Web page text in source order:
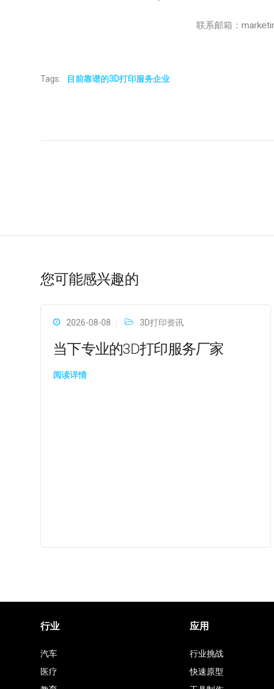
联系邮箱：
Tags: 目前靠谱的3D打印服务企业
您可能感兴趣的
2026-08-08 3D打印资讯
当下专业的3D打印服务厂家
阅读详情
行业
汽车
医疗
应用
行业挑战
快速原型